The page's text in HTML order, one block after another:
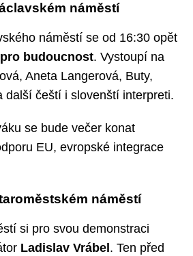
náměstí
náměstí se od 16:30 opět
budoucnost. Vystoupí na
Aneta Langerová, Buty,
další čeští i slovenští interpreti.
se bude večer konat
EU, evropské integrace
náměstí
si pro svou demonstraci
Ladislav Vrábel . Ten před